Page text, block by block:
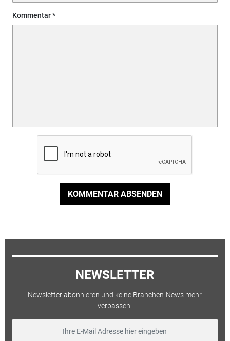
Kommentar
KOMMENTAR ABSENDEN
NEWSLETTER
Newsletter abonnieren und keine Branchen-News mehr
verpassen.